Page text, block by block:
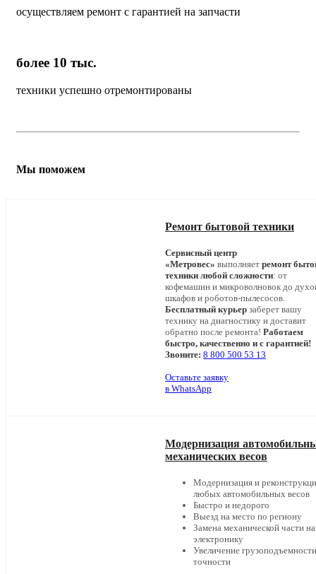
осуществляем ремонт с гарантией на запчасти
более 10 тыс.
техники успешно отремонтированы
Мы поможем
Ремонт бытовой техники
Сервисный центр
«Метровес» выполняет ремонт
техники любой сложности: от
кофемашин и микроволновок до
шкафов и роботов-пылесосов.
Бесплатный курьер заберет вашу
технику на диагностику и доставит
обратно после ремонта! Работаем
быстро, качественно и с гарантией!
Звоните: 8 800 500 53 13
Оставьте заявку
в WhatsApp
Модернизация
механических весов
Модернизация и
любых автомобильных весов
Быстро и недорого
Выезд на место по региону
Замена механической части на
электронику
Увеличение
точности